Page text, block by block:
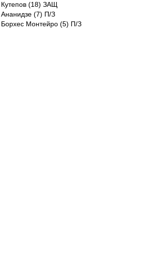
Кутепов (18) ЗАЩ
Ананидзе (7) П/З
Борхес Монтейро (5) П/З